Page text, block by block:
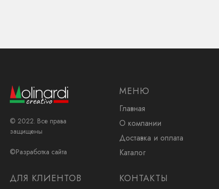
© 2022. Все права
защищены
©Разработка сайта
МЕНЮ
Главная
О компании
Доставка и оплата
Каталог
ДЛЯ КЛИЕНТОВ КОНТАКТЫ